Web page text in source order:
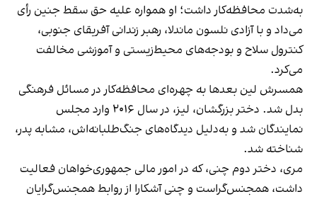
به‌شدت محافظه‌کار داشت؛ او همواره علیه حق سقط جنین رأی
می‌داد و با آزادی نلسون ماندلا، رهبر زندانی آفریقای جنوبی،
کنترول سلاح و بودجه‌های محیط‌زیستی و آموزشی مخالفت
می‌کرد.
همسرش لین بعدها به چهره‌ای محافظه‌کار در مسائل فرهنگی
بدل شد. دختر بزرگشان، لیز، در سال ۲۰۱۶ وارد مجلس
نمایندگان شد و به‌دلیل دیدگاه‌های جنگ‌طلبانه‌اش، مشابه پدر،
شناخته شد.
مری، دختر دوم چنی، که در امور مالی جمهوری‌خواهان فعالیت
داشت، همجنس‌گراست و چنی آشکارا از روابط همجنس‌گرایان